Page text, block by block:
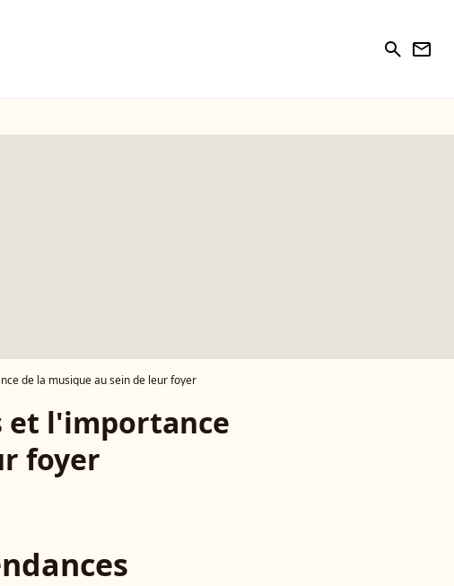
search newsletter
de la musique au sein de leur foyer
et l'importance
foyer